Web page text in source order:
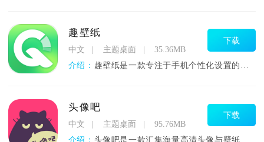
趣壁纸
中文 主题桌面
35.36MB
介绍： 趣壁纸是一款专注于手机个性化设置的高质量壁纸应用。这款产品通
下载
头像吧
中文 主题桌面
95.76MB
介绍： 头像吧是一款汇集海量高清头像与壁纸资源的移动平台，提供涵盖娱
下载